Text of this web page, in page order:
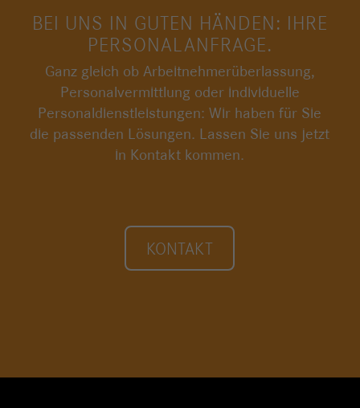
BEI UNS IN GUTEN HÄNDEN: IHRE
PERSONALANFRAGE.
Ganz gleich ob Arbeitnehmerüberlassung,
Personalvermittlung oder individuelle
Personaldienstleistungen: Wir haben für Sie
die passenden Lösungen. Lassen Sie uns jetzt
in Kontakt kommen.
KONTAKT